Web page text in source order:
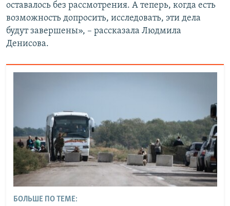
оставалось без рассмотрения. А теперь, когда есть
возможность допросить, исследовать, эти дела
будут завершены», – рассказала Людмила
Денисова.
БОЛЬШЕ ПО ТЕМЕ: